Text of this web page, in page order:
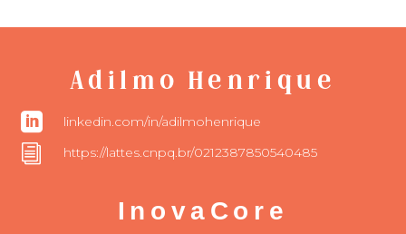
Adilmo Henrique
 linkedin.com/in/adilmohenrique
i https://lattes.cnpq.br/0212387850540485
InovaCore